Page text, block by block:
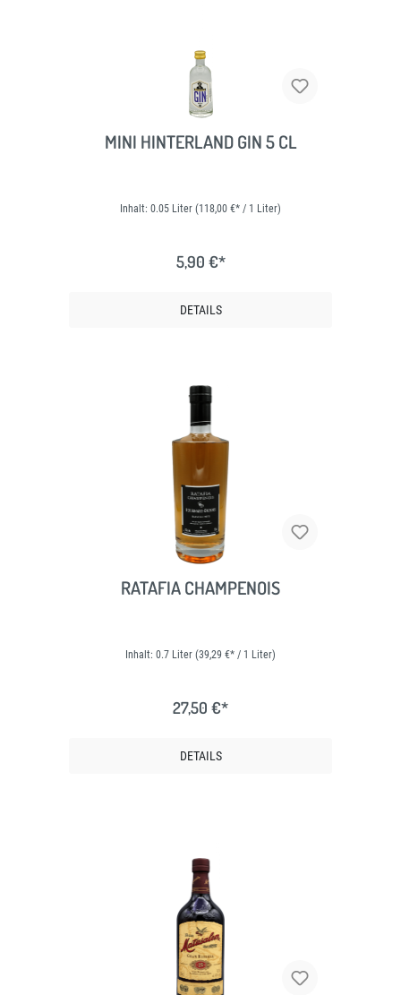
MINI HINTERLAND GIN 5 CL
Inhalt: 0.05 Liter (118,00 €* / 1 Liter)
5,90 €*
DETAILS
RATAFIA CHAMPENOIS
Inhalt: 0.7 Liter (39,29 €* / 1 Liter)
27,50 €*
DETAILS